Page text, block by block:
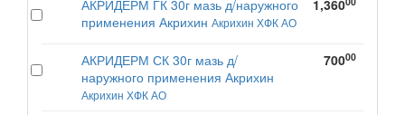
АКРИДЕРМ ГК 30г мазь д/наружного
применения Акрихин Акрихин ХФК АО
1,360
АКРИДЕРМ СК 30г мазь д/
наружного применения Акрихин
Акрихин ХФК АО
70000